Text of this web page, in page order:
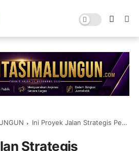
Ini Proyek Jalan Strategis Pemkab Simalungun Tahun 2024
Strategis